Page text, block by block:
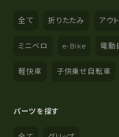
全て 折りたたみ アウ
ミニベロ e-Bike 電動
軽快車 子供乗せ自転車
パーツを探す